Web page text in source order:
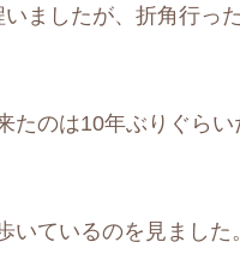
ましたが、折角行っ
たのは10年ぶりぐらい
いているのを見まし